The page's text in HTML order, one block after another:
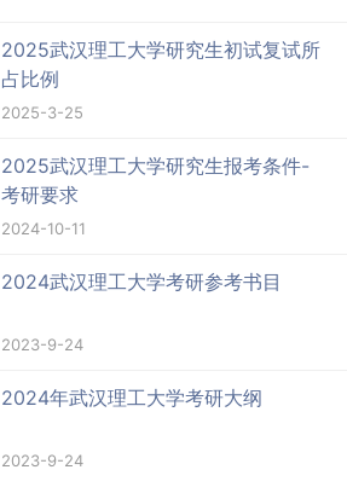
2025武汉理工大学研究生初试复试所
占比例
2025-3-25
2025武汉理工大学研究生报考条件-
考研要求
2024-10-11
2024武汉理工大学考研参考书目
2023-9-24
2024年武汉理工大学考研大纲
2023-9-24